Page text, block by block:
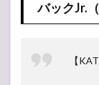
バックJr.
【